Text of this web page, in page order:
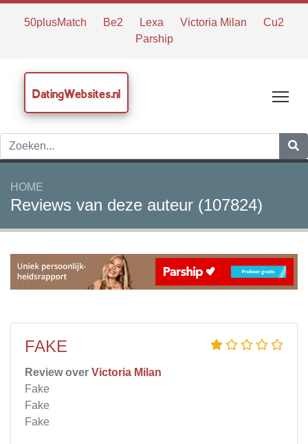
50plusMatch Be2 Lexa Victoria Milan
Cu2
Parship
DatingWebsites.nl
HOME
Reviews van deze auteur (107824)
FAKE
Review over Victoria Milan
Fake
Fake
Fake